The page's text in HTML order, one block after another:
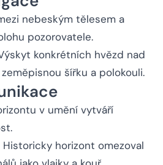
nebeským tělesem a
pozorovatele.
konkrétních hvězd nad
šířku a polokouli.
v umění vytváří
Historicky horizont omezoval